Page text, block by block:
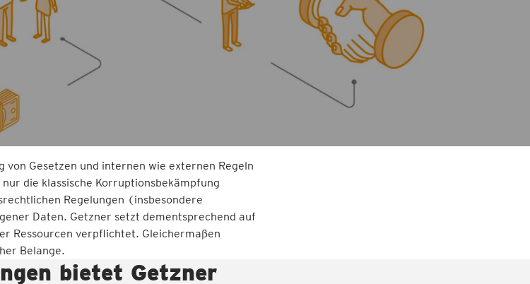
von Gesetzen und internen wie externen Regeln
die klassische Korruptionsbekämpfung
Regelungen (insbesondere
Daten. Getzner setzt dementsprechend auf
Ressourcen verpflichtet. Gleichermaßen
Belange.
bietet Getzner